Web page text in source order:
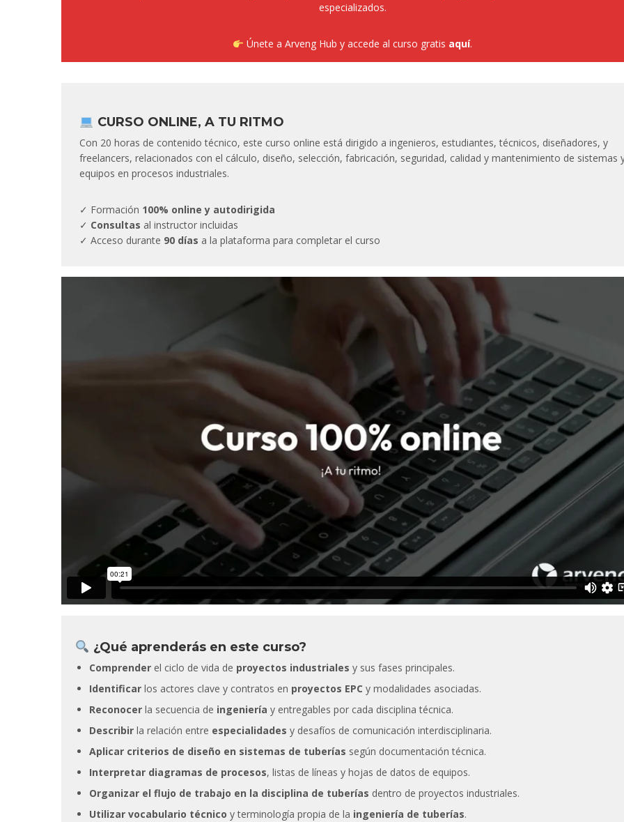
especializados.
Únete a Arveng Hub y accede al curso gratis aquí.
CURSO ONLINE, A TU RITMO
Con 20 horas de contenido técnico, este curso online está dirigido a ingenieros, estudiantes, técnicos, diseñadores, y
freelancers, relacionados con el cálculo, diseño, selección, fabricación, seguridad, calidad y mantenimiento de sistemas
equipos en procesos industriales.
✓ Formación 100% online y autodirigida
✓ Consultas al instructor incluidas
✓ Acceso durante 90 días a la plataforma para completar el curso
¿Qué aprenderás en este curso?
Comprender el ciclo de vida de proyectos industriales y sus fases principales.
Identificar los actores clave y contratos en proyectos EPC y modalidades asociadas.
Reconocer la secuencia de ingeniería y entregables por cada disciplina técnica.
Describir la relación entre especialidades y desafíos de comunicación interdisciplinaria.
Aplicar criterios de diseño en sistemas de tuberías según documentación técnica.
Interpretar diagramas de procesos, listas de líneas y hojas de datos de equipos.
Organizar el flujo de trabajo en la disciplina de tuberías dentro de proyectos industriales.
Utilizar vocabulario técnico y terminología propia de la ingeniería de tuberías.
Arturo Berruezo
Resposable de Compras en
Sacyr Industrial
Sin lugar a dudas un curso modular de
extraordinario valor formativo, Javier ha
experiencias y aportaciones de los
liderazgo son capaces de lograr.
Nuria Valdeón
Responsable de
COIIB
ARVENG ofrece formación
prácticamente todos los ámbitos
ingeniería contando con
reconocido prestigio profesional y
formadoras de referencia.